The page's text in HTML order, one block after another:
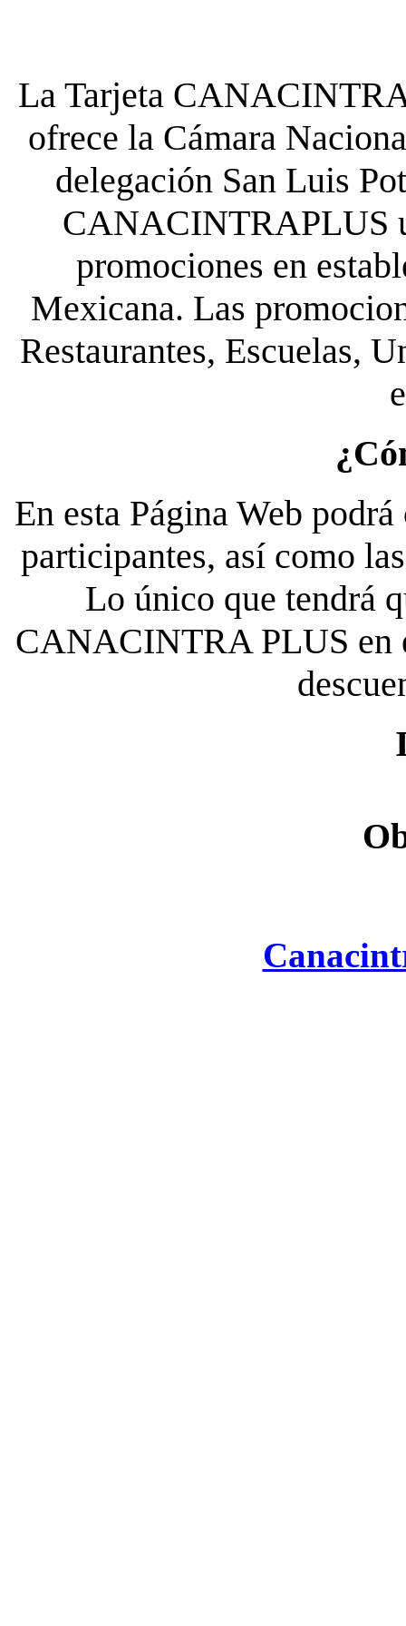
La Tarjeta
ofrece la Cámara
delegación San Luis
CANACINTRAPLUS
promociones en
Mexicana. Las
Restaurantes, Escuelas,
En esta Página Web
participantes, así como
Lo único que tendrá
CANACINTRA PLUS en